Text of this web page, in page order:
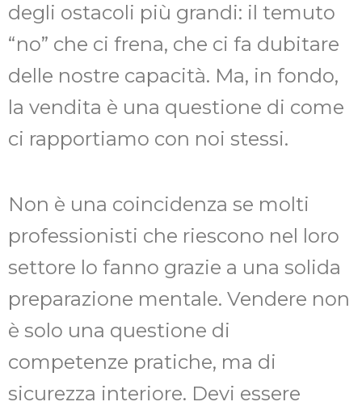
degli ostacoli più grandi: il temuto
“no” che ci frena, che ci fa dubitare
delle nostre capacità. Ma, in fondo,
la vendita è una questione di come
ci rapportiamo con noi stessi.
Non è una coincidenza se molti
professionisti che riescono nel loro
settore lo fanno grazie a una solida
preparazione mentale. Vendere non
è solo una questione di
competenze pratiche, ma di
sicurezza interiore. Devi essere